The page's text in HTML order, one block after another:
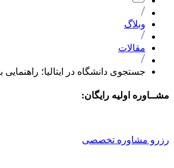
وبلاگ
مقالات
جستجوی دانشگاه در ایتالیا؛ راهنمایی
مشــاوره اولیه رایگان:
رزرو مشاوره تخصصی